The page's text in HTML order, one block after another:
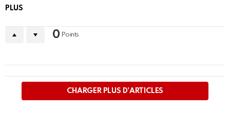
PLUS
0Points
PLUS
CHARGER PLUS D'ARTICLES